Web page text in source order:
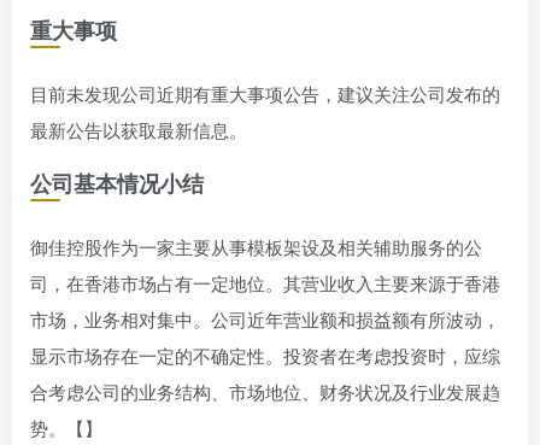
重大事项
目前未发现公司近期有重大事项公告，建议关注公司发布的
最新公告以获取最新信息。
公司基本情况小结
御佳控股作为一家主要从事模板架设及相关辅助服务的公
司，在香港市场占有一定地位。其营业收入主要来源于香港
市场，业务相对集中。公司近年营业额和损益额有所波动，
显示市场存在一定的不确定性。投资者在考虑投资时，应综
合考虑公司的业务结构、市场地位、财务状况及行业发展趋
势。【】